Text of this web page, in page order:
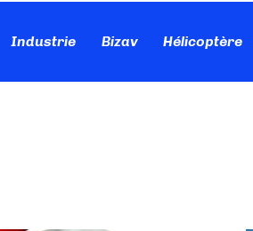
Industrie Bizav Hélicoptère